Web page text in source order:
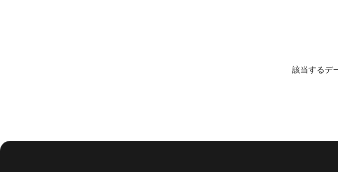
該当するデ